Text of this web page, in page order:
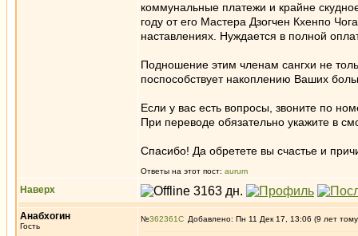
коммунальные платежи и крайне
году от его Мастера Дзогчен Кхенпо
наставлениях. Нуждается в полной
Подношение этим членам сангхи не
поспособствует накоплению Ваших
Если у вас есть вопросы, звоните по
При переводе обязательно укажите в
Спасибо! Да обретете вы счастье и
Ответы на этот пост: aurum
Наверх
Анабхогин
Гость
№362361 Добавлено: Пн 11 Дек 17, 13:06 (9 лет